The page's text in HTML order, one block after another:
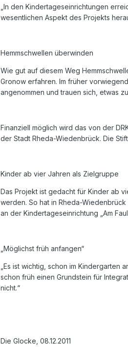
„In den Kindertageseinrichtungen
wesentlichen Aspekt des Projekts
Hemmschwellen überwinden
Wie gut auf diesem Weg
Gronow erfahren. Im früher
angenommen und trauen sich, etwas
Finanziell möglich wird das von der
der Stadt Rheda-Wiedenbrück. Die
Kinder ab vier Jahren als Zielgruppe
Das Projekt ist gedacht für Kinder ab
werden. So hat in Rheda-
an der Kindertageseinrichtung „Am
„Möglichst früh anfangen“
„Es ist wichtig, schon im Kindergarten
schon früh einen Grundstein für
nicht.“
Die Glocke, 08.12.2011